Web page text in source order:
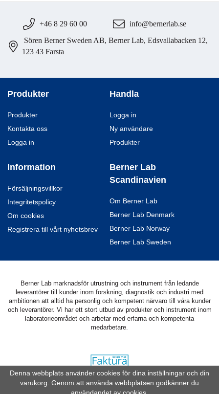
+46 8 29 60 00 info@bernerlab.se
Sören Berner Sweden AB, Berner Lab, Edsvallabacken 12,
123 43 Farsta
Produkter
Produkter
Kontakta oss
Logga in
Handla
Logga in
Ny användare
Produkter
Information
Försäljningsvillkor
Integritetspolicy
Om cookies
Registrera till vårt nyhetsbrev
Berner Lab
Scandinavien
Om Berner Lab
Berner Lab Denmark
Berner Lab Norway
Berner Lab Sweden
Berner Lab marknadsför utrustning och instrument från ledande
leverantörer till kunder inom forskning, diagnostik och industri med
ambitionen att alltid ha personlig och kompetent närvaro till våra kunder
och leverantörer. Vi har ett stort utbud av produkter och instrument inom
laboratorieområdet och arbetar med erfarna och kompetenta
medarbetare.
Drift & produktion:Wikinggruppen
Denna webbplats använder cookies för dina inställningar och din
varukorg. Genom att använda webbplatsen godkänner du